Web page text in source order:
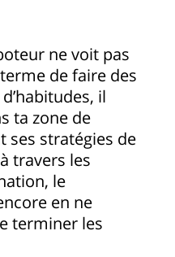
ne voit pas
de faire des
il
ta zone de
ses stratégies de
travers les
le
en ne
terminer les